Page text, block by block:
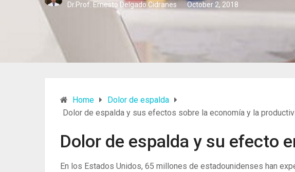
Dr.Prof. Ernesto Delgado Cidranes October 2, 2018
Home
Dolor de espalda
Dolor de espalda y sus efectos sobre la economía y la
Dolor de espalda y su efecto
En los Estados Unidos, 65 millones de estadounidenses han